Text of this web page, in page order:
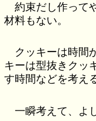
約束だし作って
材料もない。
クッキーは時間
キーは型抜きクッ
す時間などを考え
一瞬考えて、よ